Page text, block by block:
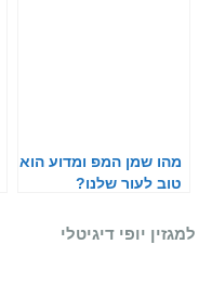
מהו שמן המפ ומדוע הוא
טוב לעור שלנו?
למגזין יופי דיגיטלי